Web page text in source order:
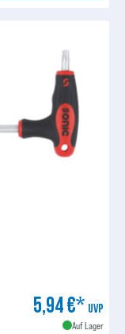
5,94 €* UVP
Auf Lager